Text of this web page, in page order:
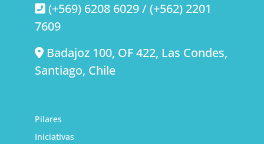
(+569) 6208 6029 / (+562) 2201
7609
Badajoz 100, OF 422, Las Condes,
Santiago, Chile
Pilares
Iniciativas